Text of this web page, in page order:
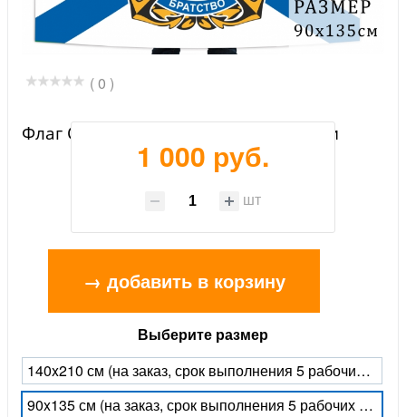
( 0 )
Флаг Союза военных моряков России
1 000 руб.
шт
→ добавить в корзину
Выберите размер
140x210 см (на заказ, срок выполнения 5 рабочих дней)
90x135 см (на заказ, срок выполнения 5 рабочих дней)